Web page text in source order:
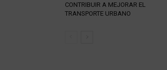
CONTRIBUIR A MEJORAR EL
TRANSPORTE URBANO